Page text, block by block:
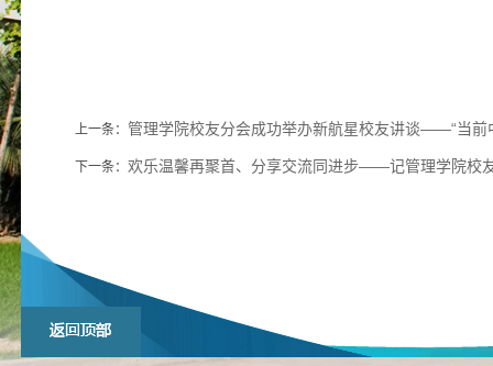
上一条： 管理学院校友分会成功举办新航星校友讲谈——“当前
下一条： 欢乐温馨再聚首、分享交流同进步——记管理学院校